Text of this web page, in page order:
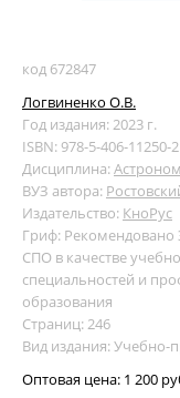
код 672847
Логвиненко О.В.
Год издания: 2023 г.
ISBN: 978-5-406-11250-2
Дисциплина:
ВУЗ автора:
Издательство: КноРус
Гриф:
СПО в качестве
специальностей и
образования
Страниц: 246
Вид издания: Учебно-
Оптовая цена: 1 200